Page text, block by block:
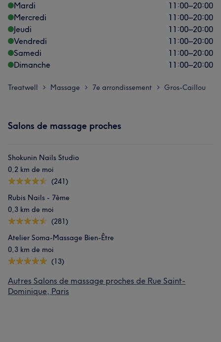
Mardi
11:00–20:00
Mercredi
11:00–20:00
Jeudi
11:00–20:00
Vendredi
11:00–20:00
Samedi
11:00–20:00
Dimanche
11:00–20:00
Treatwell > Massage > 7e arrondissement > Gros-Caillou
Salons de massage proches
Shokunin Nails Studio
0,2 km de moi
(241)
Rubis Nails - 7ème
0,3 km de moi
(281)
Atelier Soma-Massage Bien-Être
0,3 km de moi
(13)
Autres Salons de massage proches de Rue Saint-
Dominique, Paris